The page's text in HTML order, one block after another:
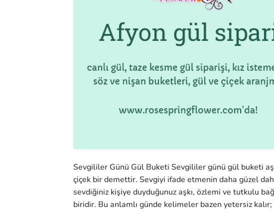
Sevgililer Günü Gül Buketi Sevgililer günü gül buketi
çiçek bir demettir. Sevgiyi ifade etmenin daha güzel
sevdiğiniz kişiye duyduğunuz aşkı, özlemi ve tutkulu
biridir. Bu anlamlı günde kelimeler bazen yetersiz